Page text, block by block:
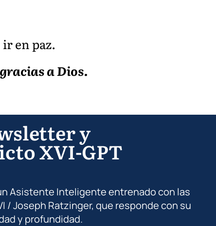
en paz.
a Dios.
y
XVI-GPT
Asistente Inteligente entrenado con las
/ Joseph Ratzinger, que responde con su
y profundidad.